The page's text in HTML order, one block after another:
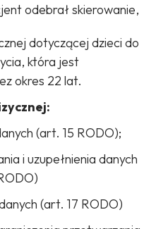
odebrał skierowanie,
dotyczącej dzieci do
która jest
okres 22 lat.
(art. 15 RODO);
i uzupełnienia danych
(art. 17 RODO)